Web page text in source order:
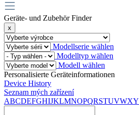
Geräte- und Zubehör Finder
x
Modellserie wählen
Modelltyp wählen
Modell wählen
Personalisierte Geräteinformationen
Device History
Seznam mých zařízení
ABCDEFGHIJKLMNOPQRSTUVWXY